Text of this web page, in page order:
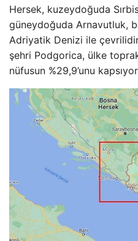
Hersek, kuzeydoğuda
güneydoğuda Arnavutluk,
Adriyatik Denizi ile
şehri Podgorica, ülke
nüfusun %29,9’unu